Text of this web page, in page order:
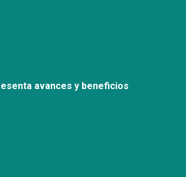
avances y beneficios